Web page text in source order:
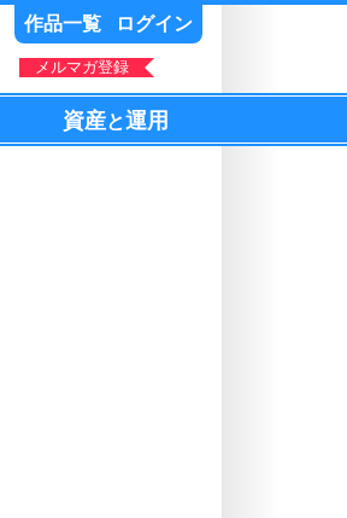
作品一覧 ログイン
メルマガ登録
資産と運用